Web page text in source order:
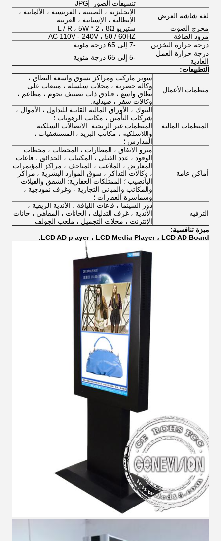
تنسيقات الصور
JPG
لغة شاشة العرض
الإنجليزية ، الصينية ، الفرنسية ، الألمانية ،
الإيطالية ، الإسبانية ، العربية
مخرج الصوت
ستيريو L / R ، 5W * 2 ، 8Ω
مزود الطاقة
AC 110V - 240V ، 50 / 60HZ
درجة حرارة التخزين
-7 إلى 65 درجة مئوية
درجة حرارة العمل
العادية
-5 إلى 65 درجة مئوية
التطبيقات:
منظمات الأعمال
سوبر ماركت ومراكز تسوق واسعة النطاق ،
وكالة حصرية ، محلات سلسلة ، مبيعات على
نطاق واسع ، فنادق ذات تصنيف نجوم ، مطاعم ،
وكالات سفر ، صيدلية.
المنظمات المالية
البنوك ، الأوراق المالية القابلة للتداول ، الأموال ،
شركات التأمين ، مكاتب الرهونات ؛
المنظمات غير الربحية: الاتصالات السلكية
واللاسلكية ، مكاتب البريد ، المستشفيات ،
المدارس ؛
أماكن عامة
مترو الانفاق ، المطارات ، المحطات ، محطات
الوقود ، عدد القتلى ، المكتبات ، الحدائق ، قاعات
المعارض ، الملاعب ، المتاحف ، مراكز المؤتمرات
، وكالات التذاكر ، سوق الموارد البشرية ، مراكز
اليانصيب ؛ الممتلكات العقارية: الشقق والفيلات
والمكاتب والمباني التجارية ، وغرف نموذجية ،
وسماسرة العقارات ؛
الترفيه
دور السينما ، قاعات اللياقة ، الأندية الريفية ،
الأندية ، غرف التدليك ، الحانات ، المقاهي ، حانات
الإنترنت ، محلات التجميل ، ملعب الجولف
ميزة تنافسية:
LCD AD player ، LCD Media Player ، LCD AD Board.